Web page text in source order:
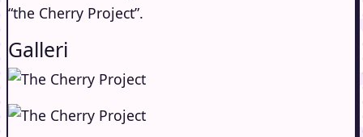
“the Cherry Project”.
Galleri